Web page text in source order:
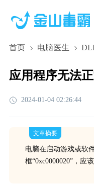
首页 电脑医生
应用程序无法
2024-01-04 02:26:44
文章摘要
电脑在启动游戏或软
框“0xc0000020”，应